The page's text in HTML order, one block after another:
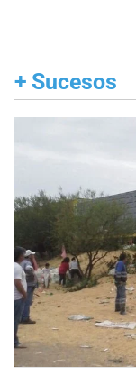
+ Sucesos